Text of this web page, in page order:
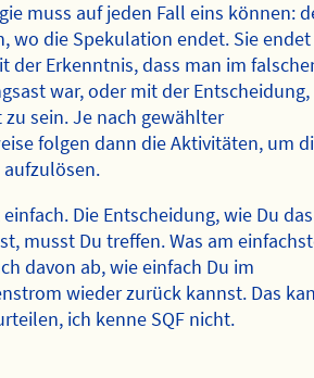
muss auf jeden Fall eins können:
wo die Spekulation endet. Sie endet
der Erkenntnis, dass man im
war, oder mit der
zu sein. Je nach gewählter
folgen dann die Aktivitäten, um
Die Entscheidung, wie Du das
musst Du treffen. Was am
davon ab, wie einfach Du im
wieder zurück kannst. Das
ich kenne SQF nicht.